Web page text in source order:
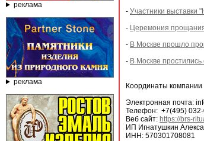
реклама
реклама
- Участники выставки
- Церемония
- В Москве прошло
- В Москве
Координаты
Электронная почта:
Телефон: +7(495)
Веб сайт: https://brs-
ИП Игнатушкин
ИНН: 570301708081